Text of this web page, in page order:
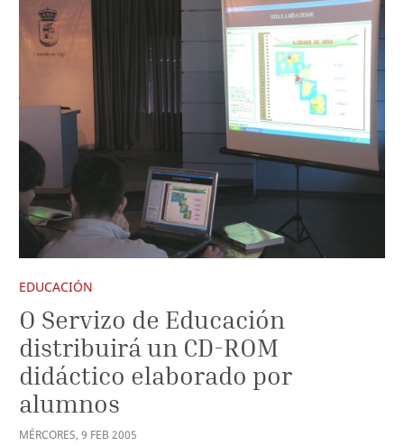
EDUCACIÓN
O Servizo de Educación
distribuirá un CD-ROM
didáctico elaborado por
alumnos
MÉRCORES, 9 FEB 2005